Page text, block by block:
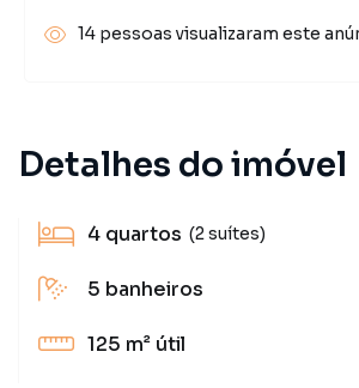
Detalhes do imóvel
4 quartos (2 suítes)
5 banheiros
125 m² útil
14 pessoas visualizaram este